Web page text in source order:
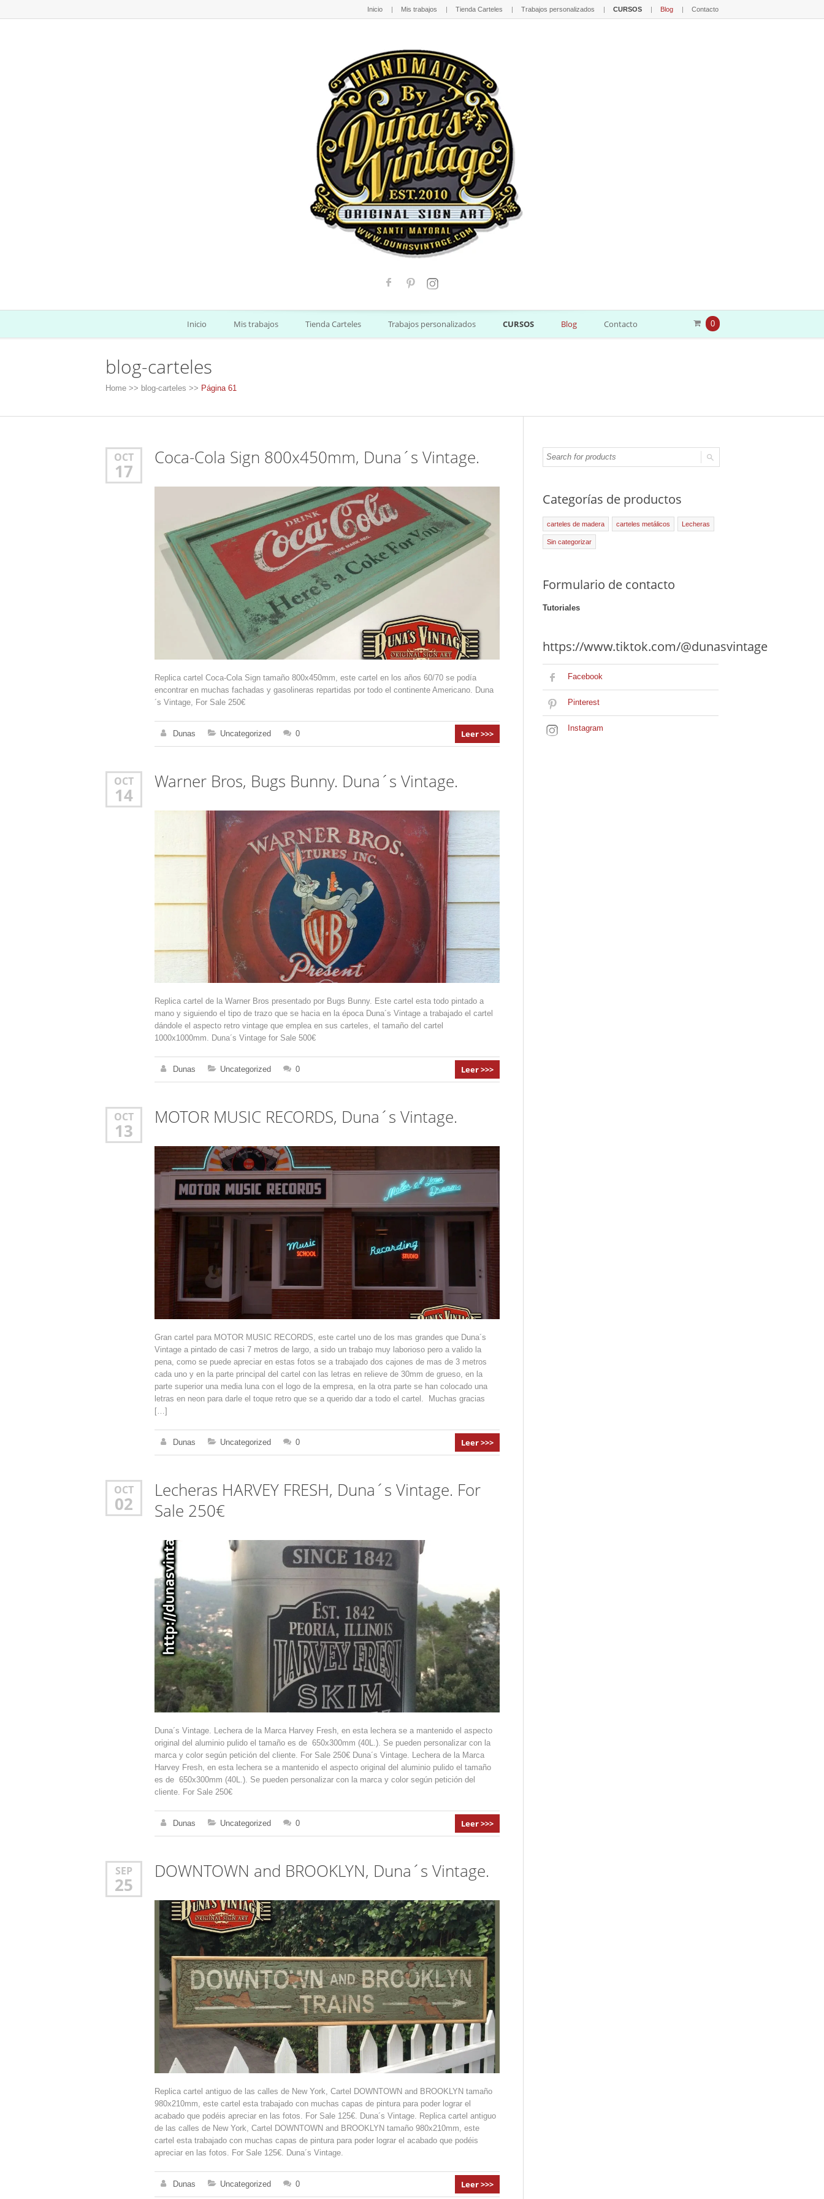
Inicio Mis trabajos Tienda Carteles Trabajos personalizados CURSOS Blog Contacto
0
Inicio Mis trabajos Tienda Carteles Trabajos personalizados CURSOS Blog Contacto
blog-carteles
Home >> blog-carteles >> Página 61
OCT
17
Coca-Cola Sign 800x450mm, Duna´s Vintage.
Replica cartel Coca-Cola Sign tamaño 800x450mm, este cartel en los años 60/70 se podía
encontrar en muchas fachadas y gasolineras repartidas por todo el continente Americano. Duna
´s Vintage, For Sale 250€
Dunas Uncategorized 0 Leer >>>
OCT
14
Warner Bros, Bugs Bunny. Duna´s Vintage.
Replica cartel de la Warner Bros presentado por Bugs Bunny. Este cartel esta todo pintado a
mano y siguiendo el tipo de trazo que se hacia en la época Duna´s Vintage a trabajado el cartel
dándole el aspecto retro vintage que emplea en sus carteles, el tamaño del cartel
1000x1000mm. Duna´s Vintage for Sale 500€
Dunas Uncategorized 0 Leer >>>
OCT
13
MOTOR MUSIC RECORDS, Duna´s Vintage.
Gran cartel para MOTOR MUSIC RECORDS, este cartel uno de los mas grandes que Duna´s
Vintage a pintado de casi 7 metros de largo, a sido un trabajo muy laborioso pero a valido la
pena, como se puede apreciar en estas fotos se a trabajado dos cajones de mas de 3 metros
cada uno y en la parte principal del cartel con las letras en relieve de 30mm de grueso, en la
parte superior una media luna con el logo de la empresa, en la otra parte se han colocado una
letras en neon para darle el toque retro que se a querido dar a todo el cartel. Muchas gracias
[…]
Dunas Uncategorized 0 Leer >>>
OCT
02
Lecheras HARVEY FRESH, Duna´s Vintage. For
Sale 250€
Duna´s Vintage. Lechera de la Marca Harvey Fresh, en esta lechera se a mantenido el aspecto
original del aluminio pulido el tamaño es de 650x300mm (40L.). Se pueden personalizar con la
marca y color según petición del cliente. For Sale 250€ Duna´s Vintage. Lechera de la Marca
Harvey Fresh, en esta lechera se a mantenido el aspecto original del aluminio pulido el tamaño
es de 650x300mm (40L.). Se pueden personalizar con la marca y color según petición del
cliente. For Sale 250€
Dunas Uncategorized 0 Leer >>>
SEP
25
DOWNTOWN and BROOKLYN, Duna´s Vintage.
Replica cartel antiguo de las calles de New York, Cartel DOWNTOWN and BROOKLYN tamaño
980x210mm, este cartel esta trabajado con muchas capas de pintura para poder lograr el
acabado que podéis apreciar en las fotos. For Sale 125€. Duna´s Vintage. Replica cartel antiguo
de las calles de New York, Cartel DOWNTOWN and BROOKLYN tamaño 980x210mm, este
cartel esta trabajado con muchas capas de pintura para poder lograr el acabado que podéis
apreciar en las fotos. For Sale 125€. Duna´s Vintage.
Dunas Uncategorized 0 Leer >>>
Categorías de productos
carteles de madera carteles metálicos Lecheras
Sin categorizar
Formulario de contacto
Tutoriales
https://www.tiktok.com/@dunasvintage
Facebook
Pinterest
Instagram